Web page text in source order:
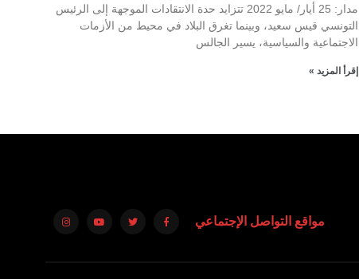
مدار: 25 أيار/ مايو 2022 تتزايد حدة الانتقادات الموجهة إلى الرئيس
التونسي قيس سعيد، وبينما تغرق البلاد في محيط من الأزمات
الاجتماعية والسياسية، يسير الجالس
إقرأ المزيد »
مواقع التواصل الإجتماعي